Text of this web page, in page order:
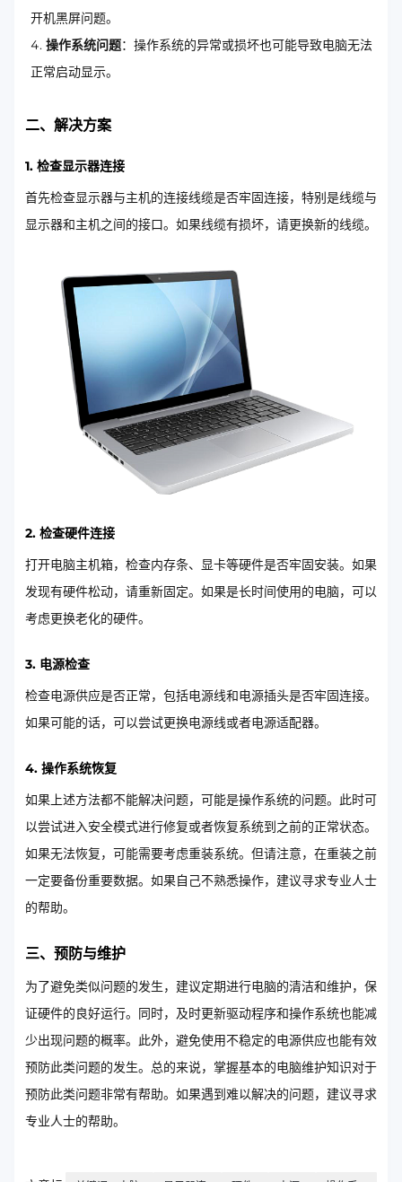
开机黑屏问题。
操作系统问题：操作系统的异常或损坏也可能导致电脑无法
正常启动显示。
二、解决方案
1. 检查显示器连接
首先检查显示器与主机的连接线缆是否牢固连接，特别是线缆与
显示器和主机之间的接口。如果线缆有损坏，请更换新的线缆。
2. 检查硬件连接
打开电脑主机箱，检查内存条、显卡等硬件是否牢固安装。如果
发现有硬件松动，请重新固定。如果是长时间使用的电脑，可以
考虑更换老化的硬件。
3. 电源检查
检查电源供应是否正常，包括电源线和电源插头是否牢固连接。
如果可能的话，可以尝试更换电源线或者电源适配器。
4. 操作系统恢复
如果上述方法都不能解决问题，可能是操作系统的问题。此时可
以尝试进入安全模式进行修复或者恢复系统到之前的正常状态。
如果无法恢复，可能需要考虑重装系统。但请注意，在重装之前
一定要备份重要数据。如果自己不熟悉操作，建议寻求专业人士
的帮助。
三、预防与维护
为了避免类似问题的发生，建议定期进行电脑的清洁和维护，保
证硬件的良好运行。同时，及时更新驱动程序和操作系统也能减
少出现问题的概率。此外，避免使用不稳定的电源供应也能有效
预防此类问题的发生。总的来说，掌握基本的电脑维护知识对于
预防此类问题非常有帮助。如果遇到难以解决的问题，建议寻求
专业人士的帮助。